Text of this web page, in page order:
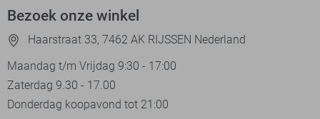
Bezoek onze winkel
Haarstraat 33, 7462 AK RIJSSEN Nederland
Maandag t/m Vrijdag 9:30 - 17:00
Zaterdag 9.30 - 17.00
Donderdag koopavond tot 21:00